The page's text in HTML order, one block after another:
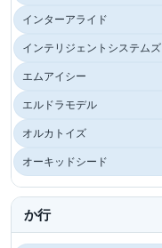
インターアライド
インテリジェントシステムズ
エムアイシー
エルドラモデル
オルカトイズ
オーキッドシード
か行